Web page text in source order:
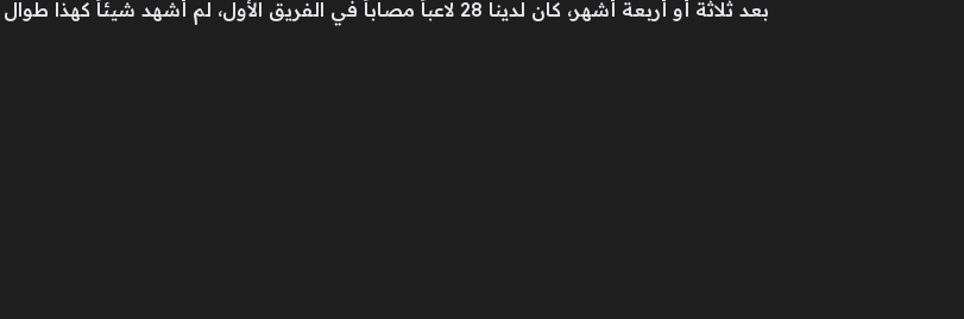
بعد ثلاثة أو أربعة أشهر، كان لدينا 28 لاعباً مصاباً في الفريق الأول، لم أشهد شيئاً كهذا طوال حياتي كرئيس لـريال مدريد”.